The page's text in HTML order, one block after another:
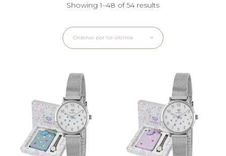
Showing 1–48 of 54 results
Ordenar por los últimos